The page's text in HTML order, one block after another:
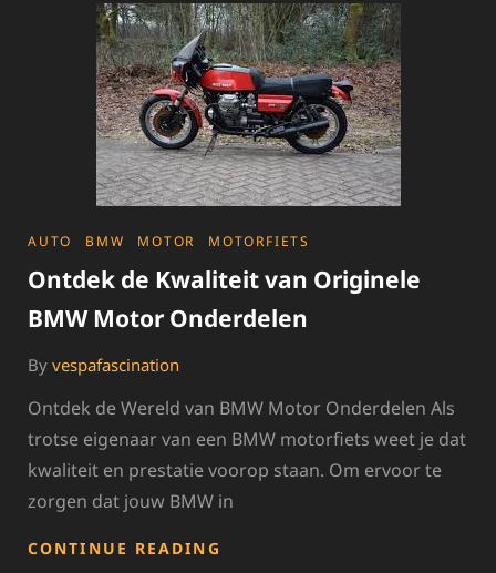
ORIGINELE
BMW
MOTORRAD
ONDERDELEN
CATEGORIES
AUTO BMW MOTOR MOTORFIETS
Ontdek de Kwaliteit van Originele
BMW Motor Onderdelen
By vespafascination
Ontdek de Wereld van BMW Motor Onderdelen Als
trotse eigenaar van een BMW motorfiets weet je dat
kwaliteit en prestatie voorop staan. Om ervoor te
zorgen dat jouw BMW in
CONTINUE READING